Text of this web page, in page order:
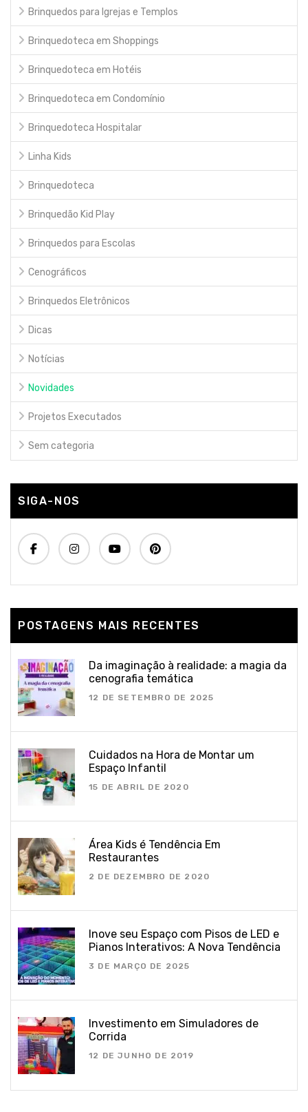
Brinquedos para Igrejas e Templos
Brinquedoteca em Shoppings
Brinquedoteca em Hotéis
Brinquedoteca em Condomínio
Brinquedoteca Hospitalar
Linha Kids
Brinquedoteca
Brinquedão Kid Play
Brinquedos para Escolas
Cenográficos
Brinquedos Eletrônicos
Dicas
Notícias
Novidades
Projetos Executados
Sem categoria
SIGA-NOS
POSTAGENS MAIS RECENTES
Da imaginação à realidade: a magia da
cenografia temática
12 DE SETEMBRO DE 2025
Cuidados na Hora de Montar um
Espaço Infantil
15 DE ABRIL DE 2020
Área Kids é Tendência Em
Restaurantes
2 DE DEZEMBRO DE 2020
Inove seu Espaço com Pisos de LED e
Pianos Interativos: A Nova Tendência
3 DE MARÇO DE 2025
Investimento em Simuladores de
Corrida
12 DE JUNHO DE 2019